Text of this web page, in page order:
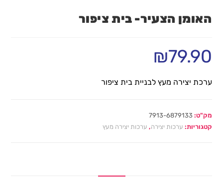
האומן הצעיר- בית ציפור
₪79.90
ערכת יצירה מעץ לבניית בית ציפור
מק"ט:7913-6879133
קטגוריות: ערכות יצירה, ערכות יצירה מעץ